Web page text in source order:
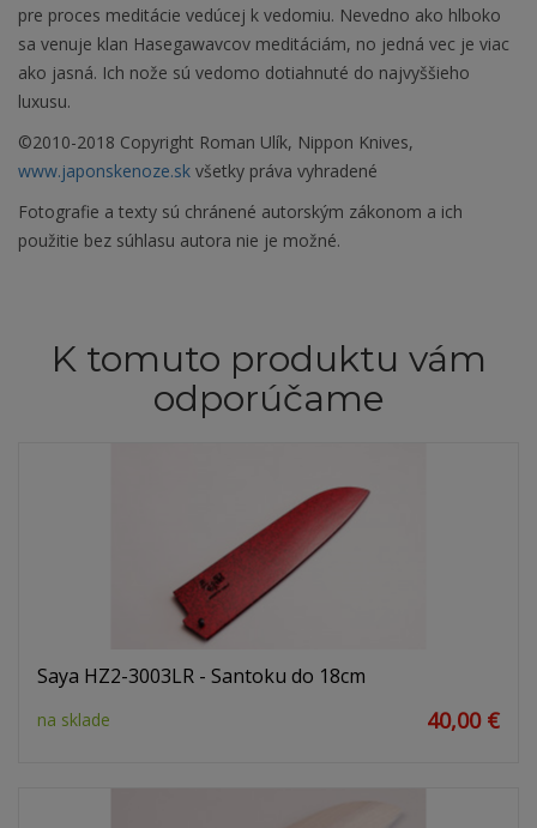
pre proces meditácie vedúcej k vedomiu. Nevedno ako hlboko
sa venuje klan Hasegawavcov meditáciám, no jedná vec je viac
ako jasná. Ich nože sú vedomo dotiahnuté do najvyššieho
luxusu.
©2010-2018 Copyright Roman Ulík, Nippon Knives,
www.japonskenoze.sk všetky práva vyhradené
Fotografie a texty sú chránené autorským zákonom a ich
použitie bez súhlasu autora nie je možné.
K tomuto produktu vám
odporúčame
Saya HZ2-3003LR - Santoku do 18cm
na sklade 40,00 €